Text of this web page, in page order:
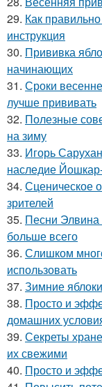
29. Как
инструкция
30. Прививка
начинающих
31. Сроки
лучше прививать
32. Полезные
на зиму
33. Игорь
наследие
34. Сценическое
зрителей
35. Песни Элвина
больше всего
36. Слишком
использовать
37. Зимние
38. Просто и
домашних
39. Секреты
их свежими
40. Просто и